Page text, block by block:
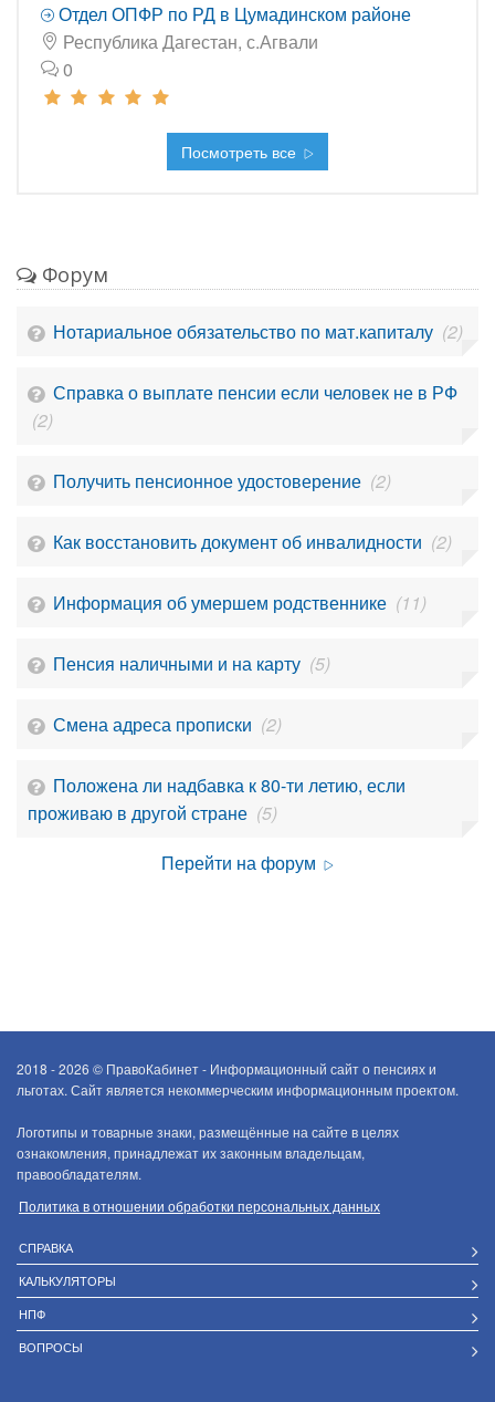
Отдел ОПФР по РД в Цумадинском районе
Республика Дагестан, с.Агвали
0
Посмотреть все
Форум
Нотариальное обязательство по мат.капиталу (2)
Справка о выплате пенсии если человек не в РФ
(2)
Получить пенсионное удостоверение (2)
Как восстановить документ об инвалидности (2)
Информация об умершем родственнике (11)
Пенсия наличными и на карту (5)
Смена адреса прописки (2)
Положена ли надбавка к 80-ти летию, если
проживаю в другой стране (5)
Перейти на форум
2018 - 2026 © ПравоКабинет - Информационный сайт о пенсиях и
льготах. Сайт является некоммерческим информационным проектом.
Логотипы и товарные знаки, размещённые на сайте в целях
ознакомления, принадлежат их законным владельцам,
правообладателям.
Политика в отношении обработки персональных данных
СПРАВКА
КАЛЬКУЛЯТОРЫ
НПФ
ВОПРОСЫ